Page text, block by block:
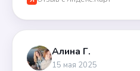
Алина Г.
15 мая 2025